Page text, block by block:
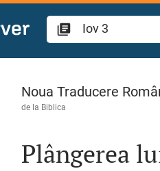
Iov 3
Noua Traducere
de la Biblica
Plângerea